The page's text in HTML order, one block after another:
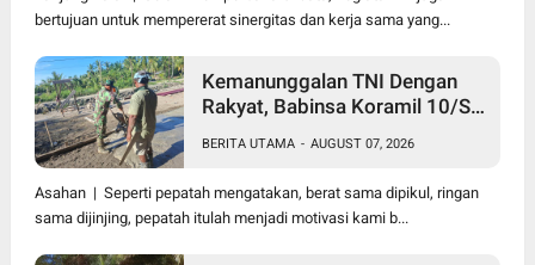
bertujuan untuk mempererat sinergitas dan kerja sama yang...
Kemanunggalan TNI Dengan
Rakyat, Babinsa Koramil 10/SK
(Cor) Bangun Rumah Warga
BERITA UTAMA - AUGUST 07, 2026
Asahan | Seperti pepatah mengatakan, berat sama dipikul, ringan
sama dijinjing, pepatah itulah menjadi motivasi kami b...